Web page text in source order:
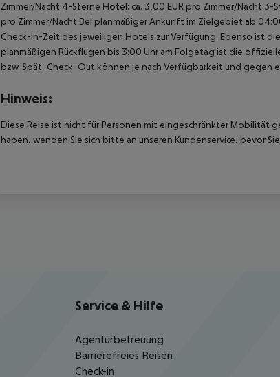
Zimmer/Nacht 4-Sterne Hotel: ca. 3,00 EUR pro Zimmer/Nacht 3-
pro Zimmer/Nacht Bei planmäßiger Ankunft im Zielgebiet ab
Check-In-Zeit des jeweiligen Hotels zur Verfügung. Ebenso ist
planmäßigen Rückflügen bis 3:00 Uhr am Folgetag ist die
bzw. Spät-Check-Out können je nach Verfügbarkeit und gegen
Hinweis:
Diese Reise ist nicht für Personen mit eingeschränkter Mobilität
haben, wenden Sie sich bitte an unseren Kundenservice, bevor
Service & Hilfe
Agenturbetreuung
Barrierefreies Reisen
Check-in